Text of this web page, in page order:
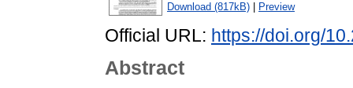
Download (817kB) Preview
Official URL: https://doi.org/
Abstract